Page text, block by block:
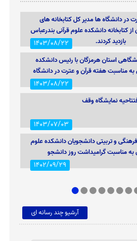
1403/08/22
در دانشگاه ها مدیر کل کتابخانه های
کتابخانه دانشکده علوم قرآنی بندرعباس
بازدید کردند.
1403/08/22
استان هرمزگان با رئیس دانشکده
به مناسبت هفته قرآن و عترت در دانشگاه
1403/07/03
نمایشگاه وقف
1402/09/29
و تربیتی دانشجویان دانشکده علوم
به مناسبت گرامیداشت روز دانشجو
1402/09/28
برپایی غرفه ها و ایستگاه صلواتی
علوم قرآنی بندرعباس به مرحله
1 2 3 4 5
آرشیو چند رسانه ای